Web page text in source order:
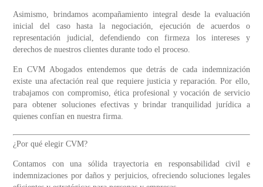
Asimismo, brindamos acompañamiento integral desde la evaluación
inicial del caso hasta la negociación, ejecución de acuerdos o
representación judicial, defendiendo con firmeza los intereses y
derechos de nuestros clientes durante todo el proceso.
En CVM Abogados entendemos que detrás de cada indemnización
existe una afectación real que requiere justicia y reparación. Por ello,
trabajamos con compromiso, ética profesional y vocación de servicio
para obtener soluciones efectivas y brindar tranquilidad jurídica a
quienes confían en nuestra firma.
¿Por qué elegir CVM?
Contamos con una sólida trayectoria en responsabilidad civil e
indemnizaciones por daños y perjuicios, ofreciendo soluciones legales